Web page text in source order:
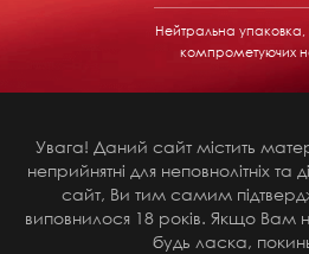
Нейтральна упаковка,
компрометуючих
Увага! Даний сайт містить
неприйнятні для неповнолітніх
сайт, Ви тим самим
виповнилося 18 років. Якщо Вам
будь ласка,